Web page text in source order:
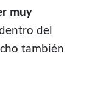
muy
del
también